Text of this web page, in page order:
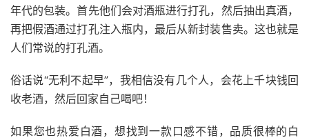
年代的包装。首先他们会对酒瓶进行打孔，然后抽出真酒，
再把假酒通过打孔注入瓶内，最后从新封装售卖。这也就是
人们常说的打孔酒。
俗话说“无利不起早”，我相信没有几个人，会花上千块钱回
收老酒，然后回家自己喝吧！
如果您也热爱白酒，想找到一款口感不错，品质很棒的白